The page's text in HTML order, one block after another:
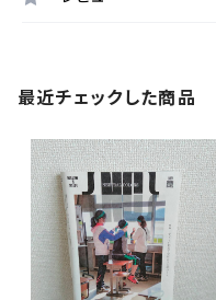
最近チェックした商品